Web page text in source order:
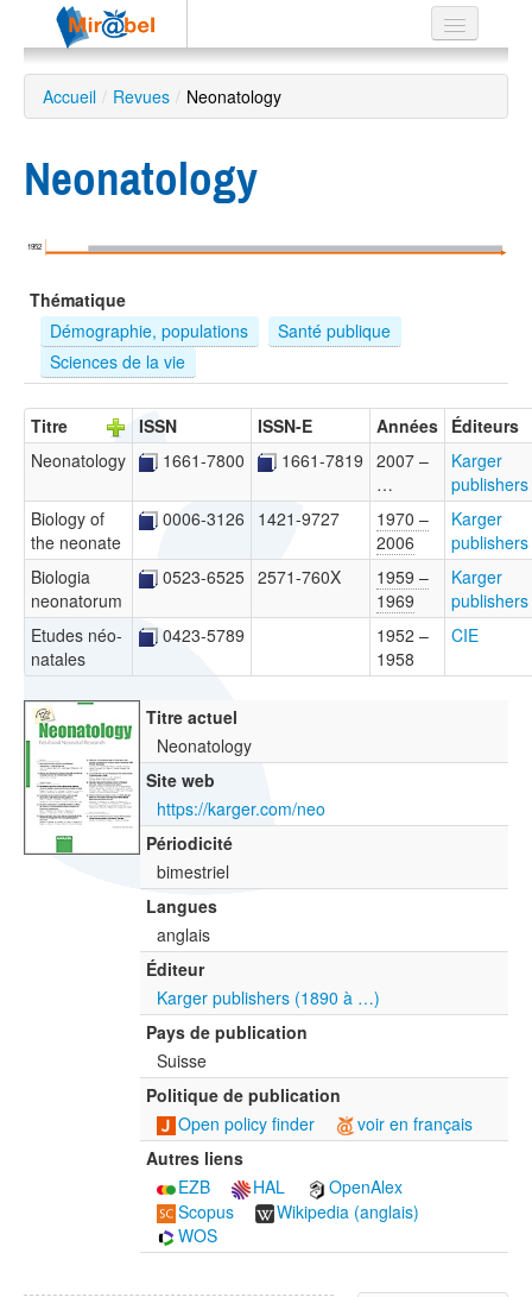
Le réseau
Soutien
Recherche
avancée
EN
ES
?
Accueil / Revues / Neonatology
Neonatology
1952
Thématique
Démographie, populations
Santé publique
Sciences de la vie
Titre ISSN ISSN-E Années Éditeurs
Neonatology
1661-7800 1661-7819 2007 –
…
Karger
publishers
Biology of
the neonate
0006-3126 1421-9727
1970 –
2006
Karger
publishers
Biologia
neonatorum
0523-6525 2571-760X
1959 –
1969
Karger
publishers
Etudes néo-
natales
0423-5789
1952 –
1958
CIE
Titre actuel
Neonatology
Site web
https://karger.com/neo
Périodicité
bimestriel
Langues
anglais
Éditeur
Karger publishers (1890 à …)
Pays de publication
Suisse
Politique de publication
Open policy finder
voir en français
Autres liens
EZB
HAL
OpenAlex
Scopus
Wikipedia (anglais)
WOS